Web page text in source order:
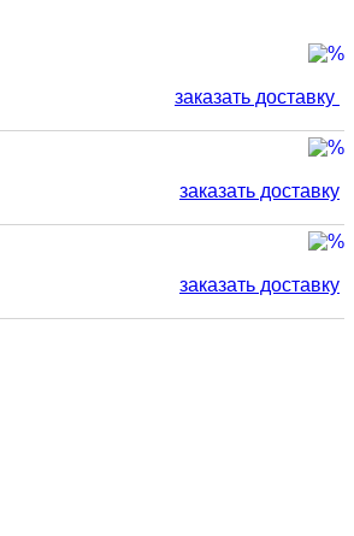
заказать доставку
заказать доставку
заказать доставку